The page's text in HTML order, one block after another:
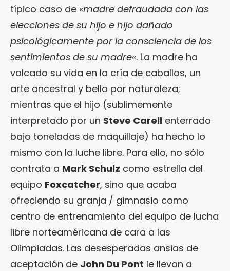
típico caso de «madre defraudada con las
elecciones de su hijo e hijo dañado
psicológicamente por la consciencia de los
sentimientos de su madre«. La madre ha
volcado su vida en la cría de caballos, un
arte ancestral y bello por naturaleza;
mientras que el hijo (sublimemente
interpretado por un Steve Carell enterrado
bajo toneladas de maquillaje) ha hecho lo
mismo con la luche libre. Para ello, no sólo
contrata a Mark Schulz como estrella del
equipo Foxcatcher, sino que acaba
ofreciendo su granja / gimnasio como
centro de entrenamiento del equipo de lucha
libre norteaméricana de cara a las
Olimpiadas. Las desesperadas ansias de
aceptación de John Du Pont le llevan a